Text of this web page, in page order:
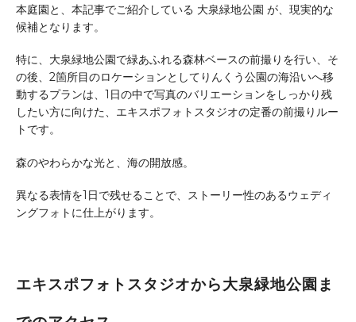
本庭園と、本記事でご紹介している 大泉緑地公園 が、現実的な
候補となります。
特に、大泉緑地公園で緑あふれる森林ベースの前撮りを行い、そ
の後、2箇所目のロケーションとしてりんくう公園の海沿いへ移
動するプランは、1日の中で写真のバリエーションをしっかり残
したい方に向けた、エキスポフォトスタジオの定番の前撮りルー
トです。
森のやわらかな光と、海の開放感。
異なる表情を1日で残せることで、ストーリー性のあるウェディ
ングフォトに仕上がります。
エキスポフォトスタジオから大泉緑地公園ま